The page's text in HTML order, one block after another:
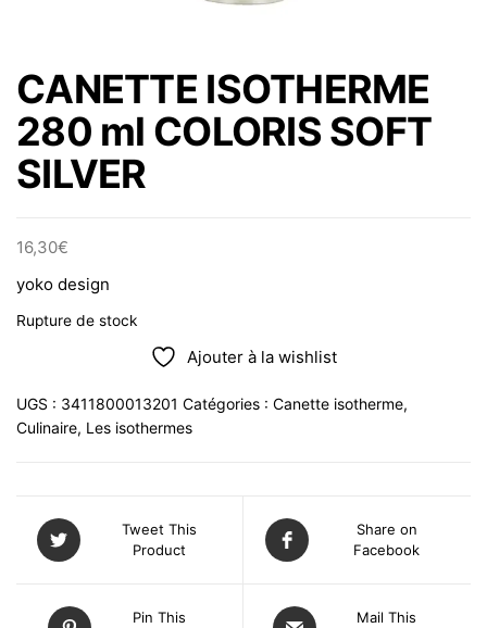
CANETTE ISOTHERME
280 ml COLORIS SOFT
SILVER
16,30€
yoko design
Rupture de stock
Ajouter à la wishlist
UGS : 3411800013201 Catégories : Canette isotherme,
Culinaire, Les isothermes
Tweet This
Product
Share on
Facebook
Pin This
Mail This